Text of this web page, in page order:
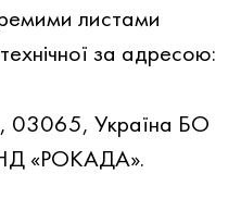
листами
за адресою:
03065, Україна БО
«РОКАДА».